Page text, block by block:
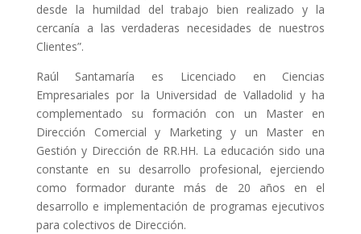
desde la humildad del trabajo bien realizado y la
cercanía a las verdaderas necesidades de nuestros
Clientes”.
Raúl Santamaría es Licenciado en Ciencias
Empresariales por la Universidad de Valladolid y ha
complementado su formación con un Master en
Dirección Comercial y Marketing y un Master en
Gestión y Dirección de RR.HH. La educación sido una
constante en su desarrollo profesional, ejerciendo
como formador durante más de 20 años en el
desarrollo e implementación de programas ejecutivos
para colectivos de Dirección.